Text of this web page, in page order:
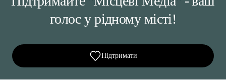
голос у рідному місті!
Підтримати